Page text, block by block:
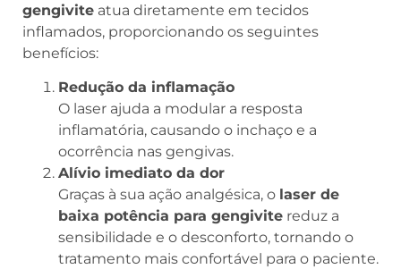
gengivite atua diretamente em tecidos
inflamados, proporcionando os seguintes
benefícios:
Redução da inflamação
O laser ajuda a modular a resposta
inflamatória, causando o inchaço e a
ocorrência nas gengivas.
Alívio imediato da dor
Graças à sua ação analgésica, o laser de
baixa potência para gengivite reduz a
sensibilidade e o desconforto, tornando o
tratamento mais confortável para o paciente.